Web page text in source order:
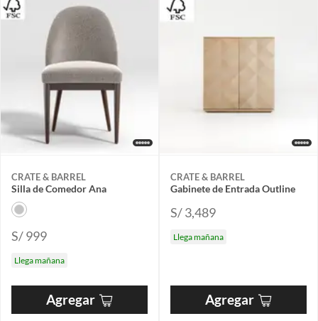
CRATE & BARREL
Silla de Comedor Ana
S/ 999
Llega mañana
Agregar
CRATE & BARREL
Gabinete de Entrada Outline
S/ 3,489
Llega mañana
Agregar